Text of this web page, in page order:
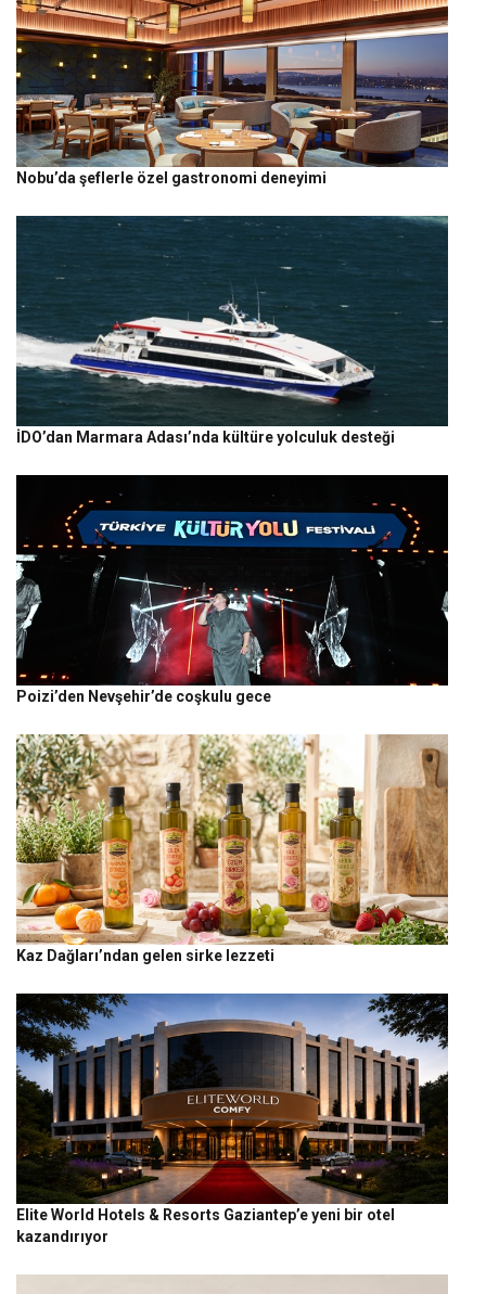
Nobu’da şeflerle özel gastronomi deneyimi
İDO’dan Marmara Adası’nda kültüre yolculuk desteği
Poizi’den Nevşehir’de coşkulu gece
Kaz Dağları’ndan gelen sirke lezzeti
Elite World Hotels & Resorts Gaziantep’e yeni bir otel
kazandırıyor